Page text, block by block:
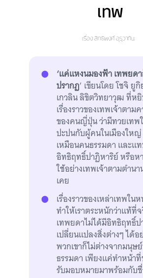
เทพ
เรื่อง สิทธิพงศ์ อุรุวาทิน
‘แค่แหงนมองฟ้า เทพยด
ปรากฏ’ เขียนโดย โชจิ ยู
เกวลิน ลิขิตวิทยาวุฒ ที่หยิ
เรื่องราวของเทพเจ้าตาม
ของคนญี่ปุ่น ว่ามีทวยเทพ
ปะปนกับผู้คนในเมืองให
เหมือนคนธรรมดา และแ
อิทธิฤทธิ์ปาฏิหาริย์ หรือห
ใช้อย่างเทพเจ้าตามตำน
เคย
เรื่องราวของเหล่าเทพใน
ทำให้เราตระหนักว่าแท้ที่
เทพยดาไม่ได้มีอิทธิฤทธิ์
เปลี่ยนแปลงสิ่งต่างๆ ได้อ
พวกเขาก็ไม่ต่างจากมนุ
ธรรมดา เพียงแค่ทำหน้า
รับมอบหมายมาพร้อมกับ